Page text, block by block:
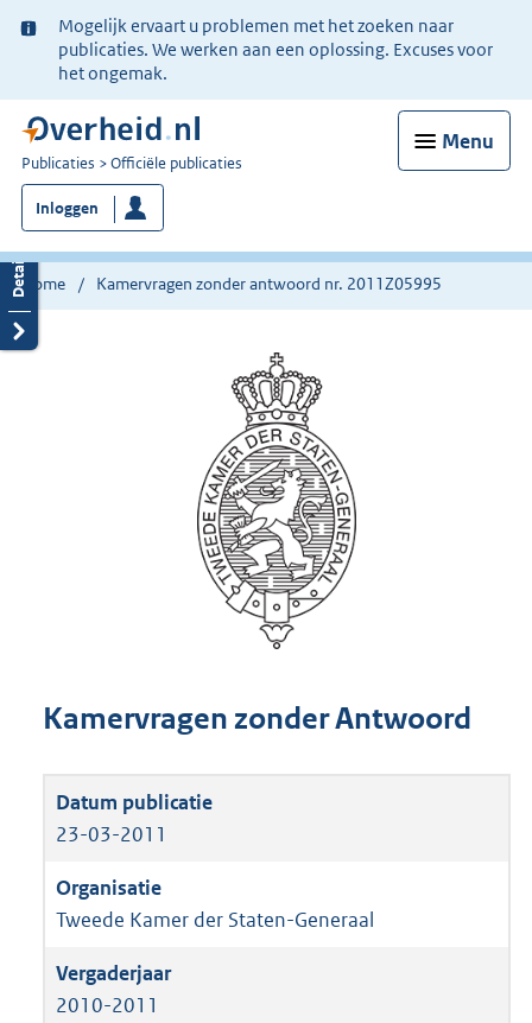
Ter
informatie:
Mogelijk ervaart u problemen met het zoeken naar
publicaties. We werken aan een oplossing. Excuses voor
het ongemak.
Menu
U
bent
nu
hier:
Publicaties Officiële publicaties
Inloggen
Home Kamervragen zonder antwoord nr. 2011Z05995
Kamervragen zonder Antwoord
23-03-2011
Tweede Kamer der Staten-Generaal
2010-2011